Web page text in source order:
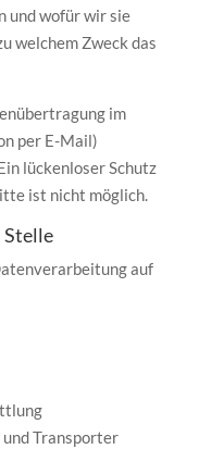
und wofür wir sie
welchem Zweck das
im
per E-Mail)
lückenloser Schutz
ist nicht möglich.
auf
Transporter